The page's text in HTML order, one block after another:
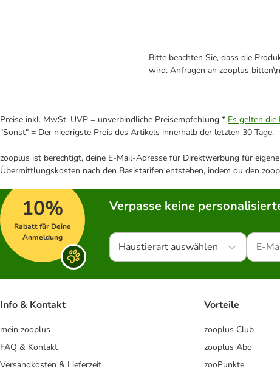
Bitte beachten Sie, dass die
wird. Anfragen an zooplus
Preise inkl. MwSt. UVP = unverbindliche Preisempfehlung * Es gelten die
"Sonst" = Der niedrigste Preis des Artikels innerhalb der letzten 30 Tage.
zooplus ist berechtigt, deine E-Mail-Adresse für Direktwerbung für
Übermittlungskosten nach den Basistarifen entstehen, indem du den
10%
Rabatt für Deine
Anmeldung
Verpasse keine
Haustierart auswählen
Info & Kontakt
mein zooplus
FAQ & Kontakt
Versandkosten & Lieferzeit
Vorteile
zooplus Club
zooplus Abo
zooPunkte